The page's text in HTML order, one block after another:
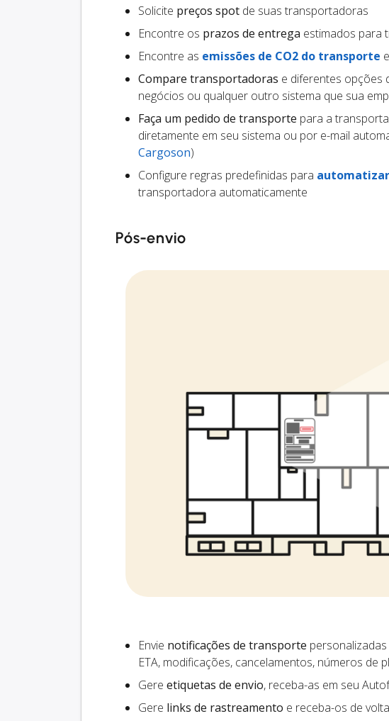
Solicite preços spot de suas transportadoras
Encontre os prazos de entrega estimados para
Encontre as emissões de CO2 do transporte
Compare transportadoras e diferentes opções
negócios ou qualquer outro sistema que sua
Faça um pedido de transporte para a
diretamente em seu sistema ou por e-mail
Cargoson)
Configure regras predefinidas para
transportadora automaticamente
Pós-envio
Envie notificações de transporte
ETA, modificações, cancelamentos, números de
Gere etiquetas de envio, receba-as em seu
Gere links de rastreamento e receba-os de